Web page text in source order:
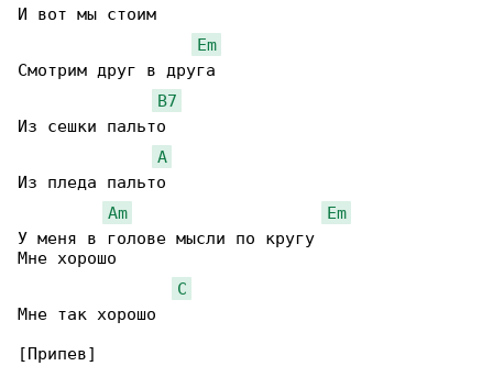
И вот мы стоим
Em
Смотрим друг в друга
B7
Из сешки пальто
A
Из пледа пальто
Am
Em
У меня в голове мысли по кругу
Мне хорошо
C
Мне так хорошо
[Припев]